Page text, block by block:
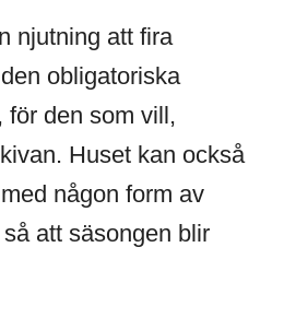
njutning att fira
obligatoriska
för den som vill,
Huset kan också
någon form av
att säsongen blir